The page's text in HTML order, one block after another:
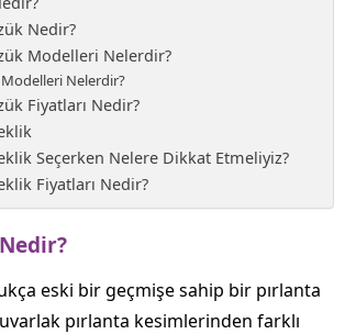
Nedir?
Modelleri Nelerdir?
Modelleri Nelerdir?
Fiyatları Nedir?
Seçerken Nelere Dikkat Etmeliyiz?
Fiyatları Nedir?
eski bir geçmişe sahip bir pırlanta
pırlanta kesimlerinden farklı